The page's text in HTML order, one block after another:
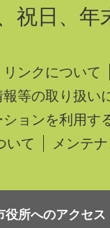
祝日、年
リンクについて
等の取り扱い
ョンを利用す
いて
メンテ
役所へのアクセス